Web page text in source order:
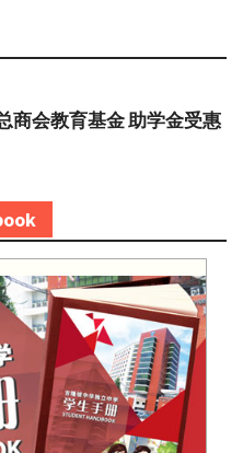
商会教育基金 助学金受惠